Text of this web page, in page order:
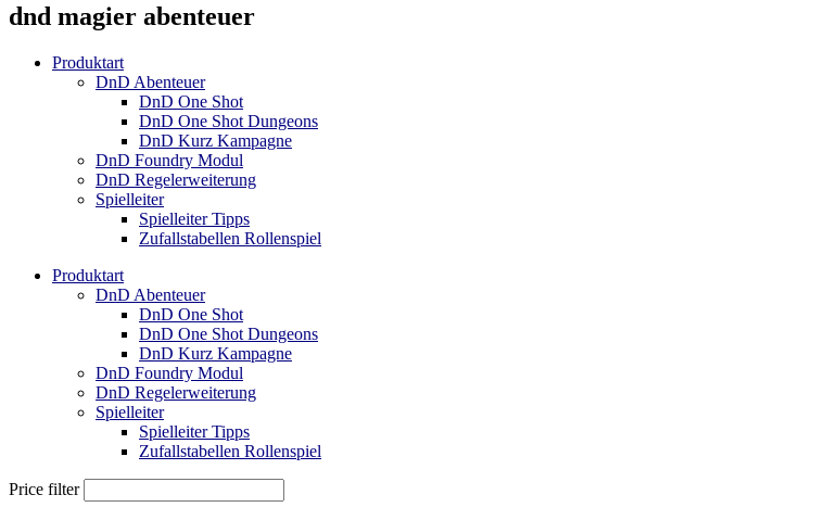
dnd magier abenteuer
Produktart
DnD Abenteuer
DnD One Shot
DnD One Shot Dungeons
DnD Kurz Kampagne
DnD Foundry Modul
DnD Regelerweiterung
Spielleiter
Spielleiter Tipps
Zufallstabellen Rollenspiel
Produktart
DnD Abenteuer
DnD One Shot
DnD One Shot Dungeons
DnD Kurz Kampagne
DnD Foundry Modul
DnD Regelerweiterung
Spielleiter
Spielleiter Tipps
Zufallstabellen Rollenspiel
Price filter